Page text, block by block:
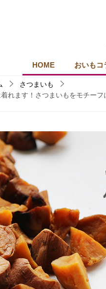
HOME おいもコ
さつまいも
れます！さつまいもをモチー